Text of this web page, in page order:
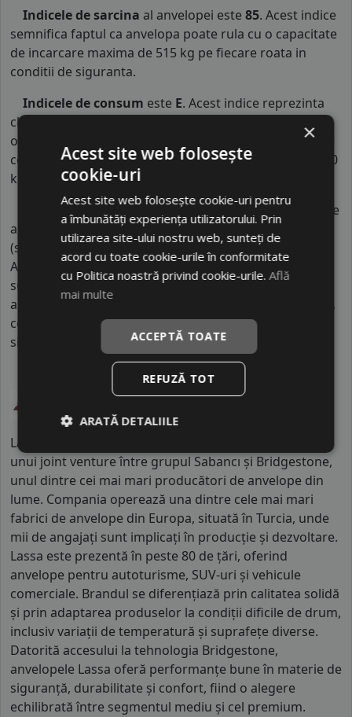
Indicele de sarcina al anvelopei este 85. Acest indice
semnifica faptul ca anvelopa poate rula cu o capacitate
de incarcare maxima de 515 kg pe fiecare roata in
conditii de siguranta.
Indicele de consum este E. Acest indice reprezinta
clasa de consum de carburant al autovehiculului. Intre
o anvelopa cu clasa B si o alta din clasa C, consumul de
combustibil creste cu aproximativ 1 litru la fiecare 1000
km parcursi.
Indicele de aderentaal anvelopei esteC. Acest tip de
anvelope va avea o distanta de franare pe carosabil ud
(strat de apa intre 0.5 mm si 1.5 mm) cu 4 anvelope cu
ABS ruland cu 80 km/h, mai mare decat clasele
superioare. Intre o anvelopa din clasa de franare C si
alta din clasa E este o diferenta de aproximativ 9 metri,
contribuind astfel, la o siguranta mai mare a soferului
si participantilor din trafic.
Lassa este un brand de anvelope din Turcia, parte a
unui joint venture între grupul Sabancı și Bridgestone,
unul dintre cei mai mari producători de anvelope din
lume. Compania operează una dintre cele mai mari
fabrici de anvelope din Europa, situată în Turcia, unde
mii de angajați sunt implicați în producție și dezvoltare.
Lassa este prezentă în peste 80 de țări, oferind
anvelope pentru autoturisme, SUV-uri și vehicule
comerciale. Brandul se diferențiază prin calitatea solidă
și prin adaptarea produselor la condiții dificile de drum,
inclusiv variații de temperatură și suprafețe diverse.
Datorită accesului la tehnologia Bridgestone,
anvelopele Lassa oferă performanțe bune în materie de
siguranță, durabilitate și confort, fiind o alegere
echilibrată între segmentul mediu și cel premium.
×
Acest site web folosește
cookie-uri
Acest site web folosește cookie-uri pentru
a îmbunătăți experiența utilizatorului. Prin
utilizarea site-ului nostru web, sunteți de
acord cu toate cookie-urile în conformitate
cu Politica noastră privind cookie-urile.Află
mai multe
ACCEPTĂ TOATE
REFUZĂ TOT
ARATĂ DETALIILE